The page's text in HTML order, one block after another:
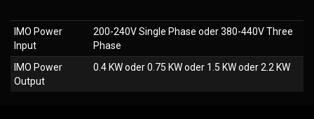
IMO Power
Input
200-240V Single Phase oder 380-440V Three
Phase
IMO Power
Output
0.4 KW oder 0.75 KW oder 1.5 KW oder 2.2 KW